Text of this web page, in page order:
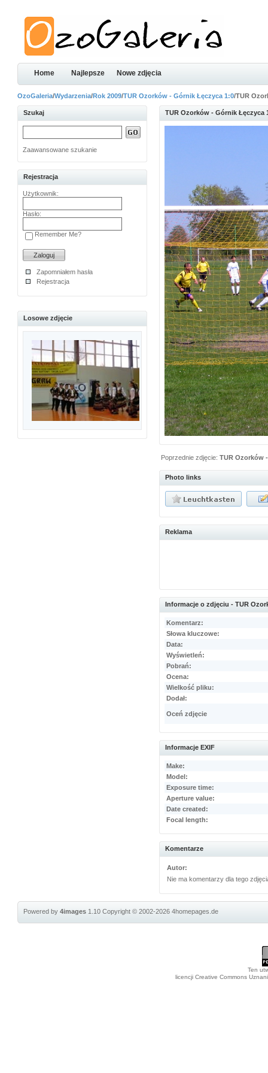
Home Najlepsze Nowe zdjęcia
OzoGaleria/Wydarzenia/Rok 2009/TUR Ozorków - Górnik Łęczyca 1:0/TUR
Szukaj
Zaawansowane szukanie
Rejestracja
Użytkownik:
Hasło:
Remember Me?
Zapomniałem hasła
Rejestracja
Losowe zdjęcie
TUR Ozorków - Górnik Łęczyca
Poprzednie zdjęcie:TUR Ozorków
Photo links
Reklama
Informacje o zdjęciu - TUR
Komentarz:
Słowa kluczowe:
Data:
Wyświetleń:
Pobrań:
Ocena:
Wielkość pliku:
Dodał:
Oceń zdjęcie
Informacje EXIF
Make:
Model:
Exposure time:
Aperture value:
Date created:
Focal length:
Komentarze
Autor:
Nie ma komentarzy dla tego
Powered by4images 1.10Copyright © 2002-20264homepages.de
Ten
licencji Creative Commons